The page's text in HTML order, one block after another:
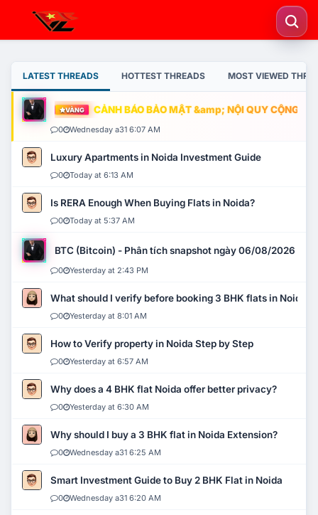
LATEST THREADS HOTTEST THREADS MOST VIEWED
VÀNG CẢNH BÁO BẢO MẬT &amp; NỘI QUY CỘNG
0 Wednesday a31 6:07 AM
Luxury Apartments in Noida Investment Guide
0 Today at 6:13 AM
Is RERA Enough When Buying Flats in Noida?
0 Today at 5:37 AM
BTC (Bitcoin) - Phân tích snapshot ngày 06/08/2026
0 Yesterday at 2:43 PM
What should I verify before booking 3 BHK flats in Noida?
0 Yesterday at 8:01 AM
How to Verify property in Noida Step by Step
0 Yesterday at 6:57 AM
Why does a 4 BHK flat Noida offer better privacy?
0 Yesterday at 6:30 AM
Why should I buy a 3 BHK flat in Noida Extension?
0 Wednesday a31 6:25 AM
Smart Investment Guide to Buy 2 BHK Flat in Noida
0 Wednesday a31 6:20 AM